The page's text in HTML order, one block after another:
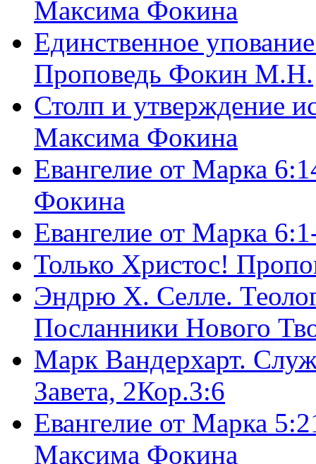
Максима Фокина
Единственное
Проповедь Фокин М.Н.
Столп и утверждение
Максима Фокина
Евангелие от Марка
Фокина
Евангелие от Марка
Только Христос!
Эндрю Х. Селле.
Посланники Нового
Марк Вандерхарт.
Завета, 2Кор.3:6
Евангелие от Марка
Максима Фокина